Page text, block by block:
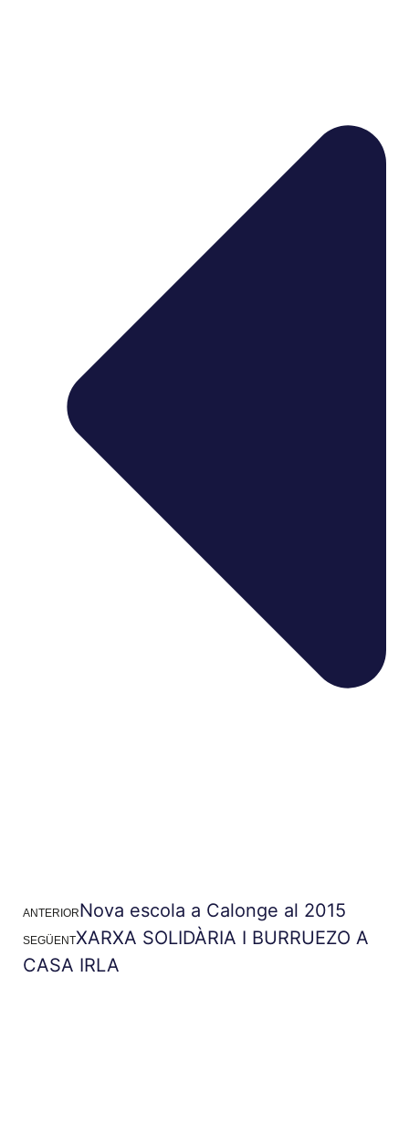
ANTERIORNova escola a Calonge al 2015
SEGÜENTXARXA SOLIDÀRIA I BURRUEZO A
CASA IRLA